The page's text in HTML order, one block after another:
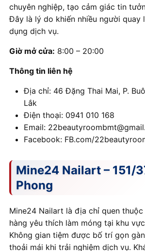
chuyên nghiệp, tạo cảm giác tin
Đây là lý do khiến nhiều người quay
dụng dịch vụ.
Giờ mở cửa: 8:00 – 20:00
Thông tin liên hệ
Địa chỉ: 46 Đặng Thai Mai, P.
Lắk
Điện thoại: 0941 010 168
Email:
Facebook: FB.com/
Mine24 Nailart – 151/
Phong
Mine24 Nailart là địa chỉ quen
hàng yêu thích làm móng tại khu
Không gian tiệm được bố trí gọn
thoải mái khi trải nghiệm dịch vụ.